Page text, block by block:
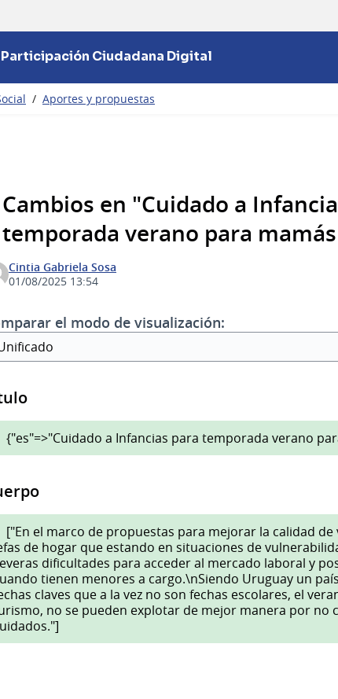
Ciudadana Digital
/ Aportes y propuestas
Cambios en "Cuidado a
temporada verano para
Cintia Gabriela Sosa
01/08/2025 13:54
el modo de visualización:
{"es"=>"Cuidado a Infancias para temporada verano
["En el marco de propuestas para mejorar la calidad
de hogar que estando en situaciones de
dificultades para acceder al mercado laboral y
tienen menores a cargo.\nSiendo Uruguay un
claves que a la vez no son fechas escolares, el
no se pueden explotar de mejor manera por no